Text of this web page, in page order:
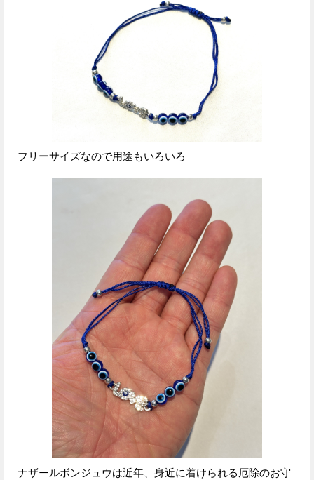
フリーサイズなので用途もいろいろ
ナザールボンジュウは近年、身近に着けられる厄除のお守